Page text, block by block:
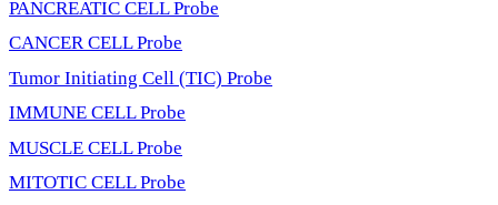
PANCREATIC CELL Probe
CANCER CELL Probe
Tumor Initiating Cell (TIC) Probe
IMMUNE CELL Probe
MUSCLE CELL Probe
MITOTIC CELL Probe